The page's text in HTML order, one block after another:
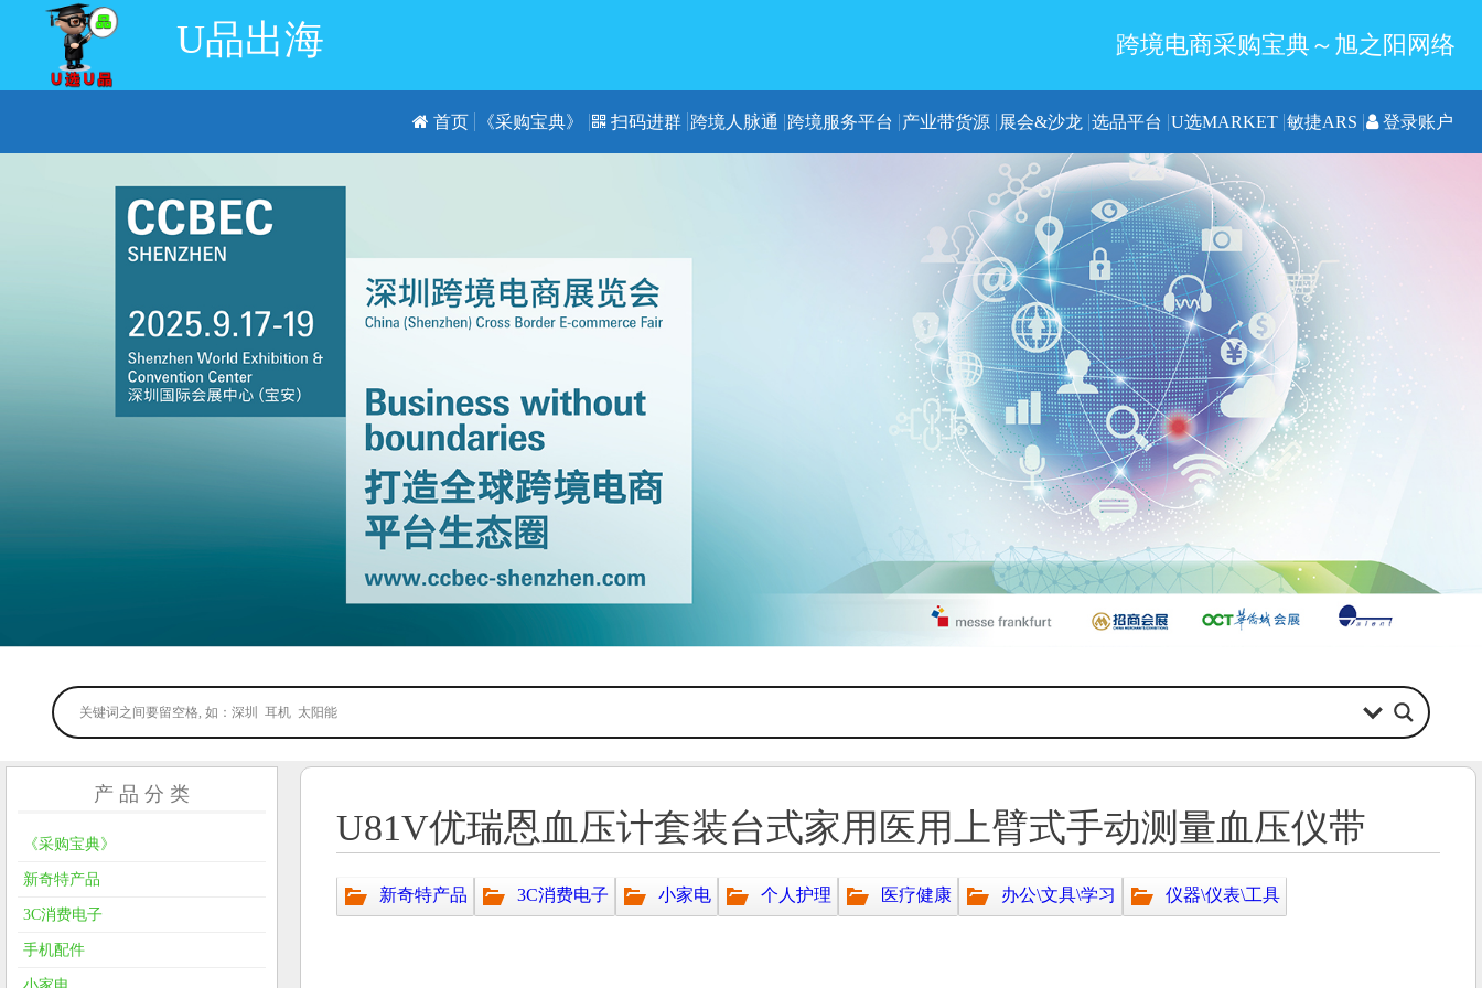
U品出海 跨境电商采购宝典～旭之阳网络
首页 《采购宝典》 扫码进群 跨境人脉通 跨境服务平台 产业带货源 展会&沙龙 选品平台 U选MARKET 敏捷ARS 登录账户
U81V优瑞恩血压计套装台式家用医用上臂式手动测量血压仪带
新奇特产品 3C消费电子 小家电 个人护理 医疗健康 办公\文具\学习 仪器\仪表\工具
产 品 分 类
《采购宝典》
新奇特产品
3C消费电子
手机配件